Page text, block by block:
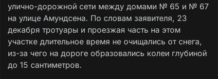
улично-дорожной сети между домами № 65 и № 67
на улице Амундсена. По словам заявителя, 23
декабря тротуары и проезжая часть на этом
участке длительное время не очищались от снега,
из-за чего на дороге образовались колеи глубиной
до 15 сантиметров.